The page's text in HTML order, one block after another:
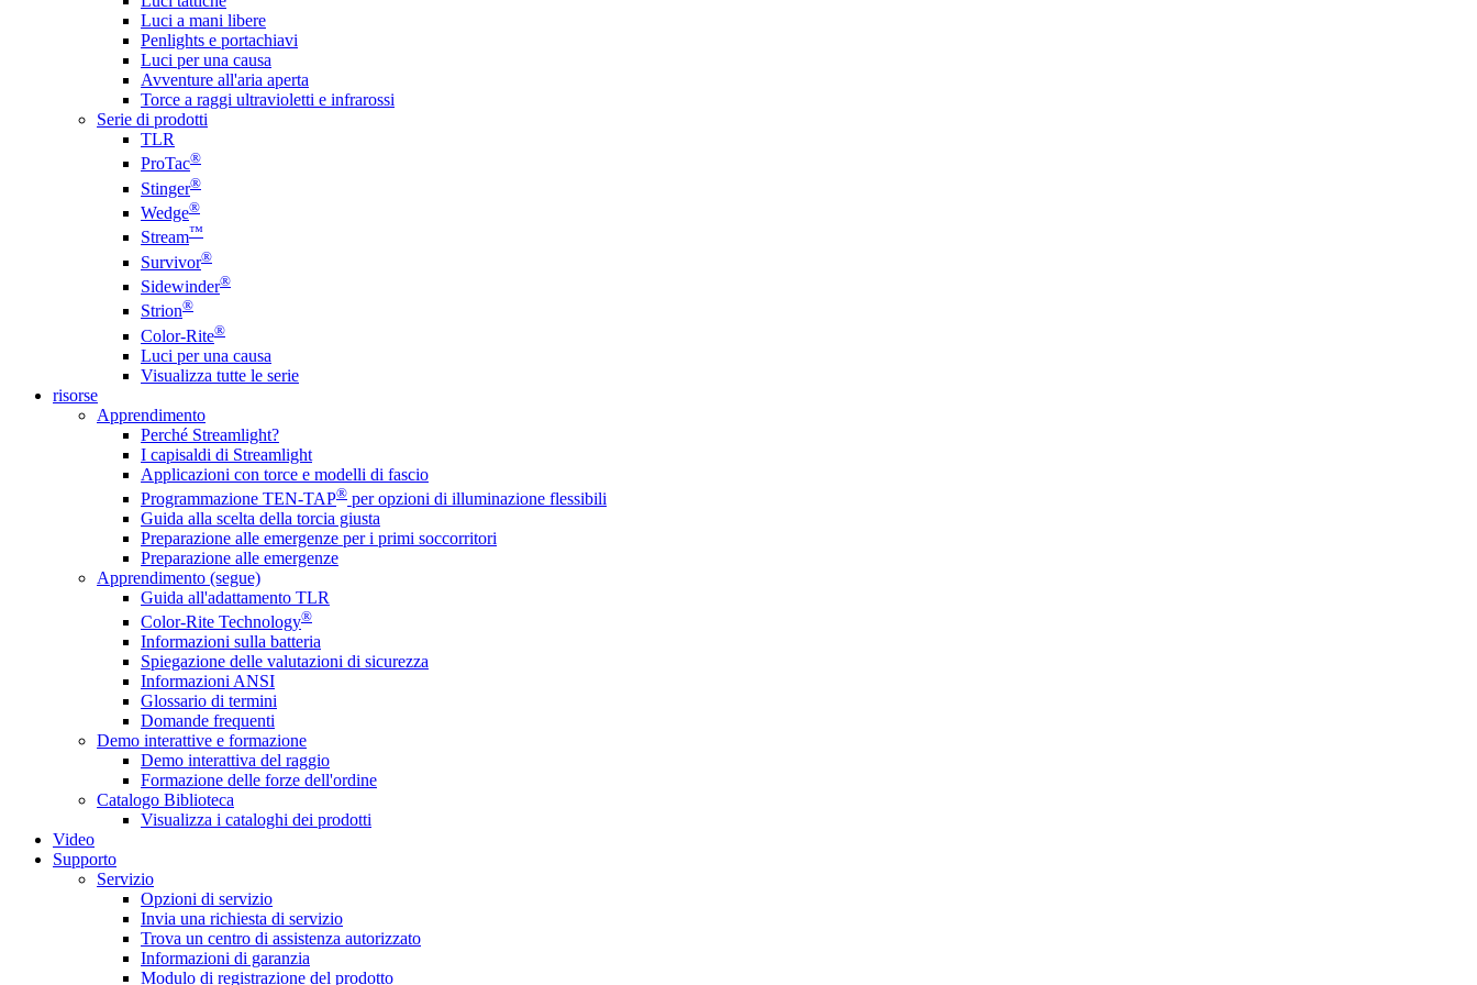
Luci a mani libere
Penlights e portachiavi
Luci per una causa
Avventure all'aria aperta
Torce a raggi ultravioletti e infrarossi
Serie di prodotti
TLR
ProTac®
Stinger®
Wedge®
Stream™
Survivor®
Sidewinder®
Strion®
Color-Rite®
Luci per una causa
Visualizza tutte le serie
risorse
Apprendimento
Perché Streamlight?
I capisaldi di Streamlight
Applicazioni con torce e modelli di fascio
Programmazione TEN-TAP® per opzioni di illuminazione flessibili
Guida alla scelta della torcia giusta
Preparazione alle emergenze per i primi soccorritori
Preparazione alle emergenze
Apprendimento (segue)
Guida all'adattamento TLR
Color-Rite Technology®
Informazioni sulla batteria
Spiegazione delle valutazioni di sicurezza
Informazioni ANSI
Glossario di termini
Domande frequenti
Demo interattive e formazione
Demo interattiva del raggio
Formazione delle forze dell'ordine
Catalogo Biblioteca
Visualizza i cataloghi dei prodotti
Video
Supporto
Servizio
Opzioni di servizio
Invia una richiesta di servizio
Trova un centro di assistenza autorizzato
Informazioni di garanzia
Modulo di registrazione del prodotto